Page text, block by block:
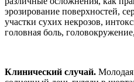
эрозирование поверхностей,
участки сухих некрозов,
головная боль,
Клинический случай. Молодая